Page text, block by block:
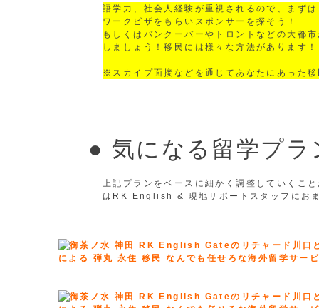
語学力、社会人経験が重視されるので、まず
ワークビザをもらいスポンサーを探そう！
もしくはバンクーバーやトロントなどの大都
しましょう！移民には様々な方法があります！
※スカイプ面接などを通じてあなたにあった
● 気になる留学プ
上記プランをベースに細かく調整していくこ
はRK English & 現地サポートスタッフにお